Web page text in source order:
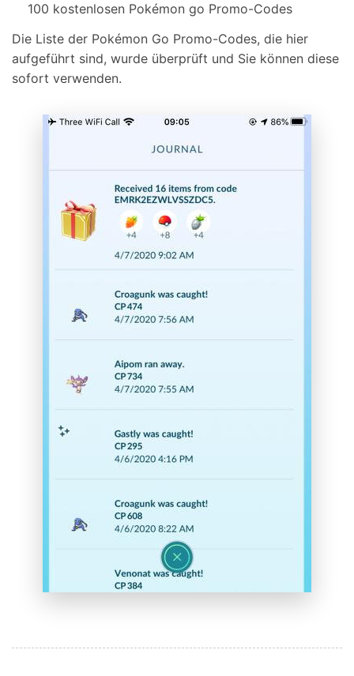
100 kostenlosen Pokémon go Promo-Codes
Die Liste der Pokémon Go Promo-Codes, die hier
aufgeführt sind, wurde überprüft und Sie können diese
sofort verwenden.